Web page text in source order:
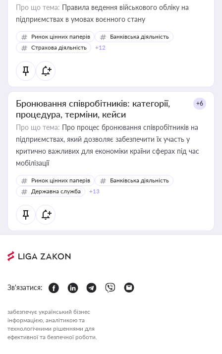
Про що тема: Правила ведення військового обліку на
підприємствах в умовах воєнного стану
Ринок цінних паперів
Банківська діяльність
Страхова діяльність
+12
Бронювання співробітників: категорії,
процедура, терміни, кейси
+6
Про що тема: Про процес бронювання співробітників на
підприємствах, який дозволяє забезпечити їх участь у
критично важливих для економіки країни сферах під час
мобілізації
Ринок цінних паперів
Банківська діяльність
Державна служба
+13
Зв'язатися:
забезпечує український бізнес
інформацією, аналітикою та
технологічними рішеннями для
ефективної та безпечної роботи.